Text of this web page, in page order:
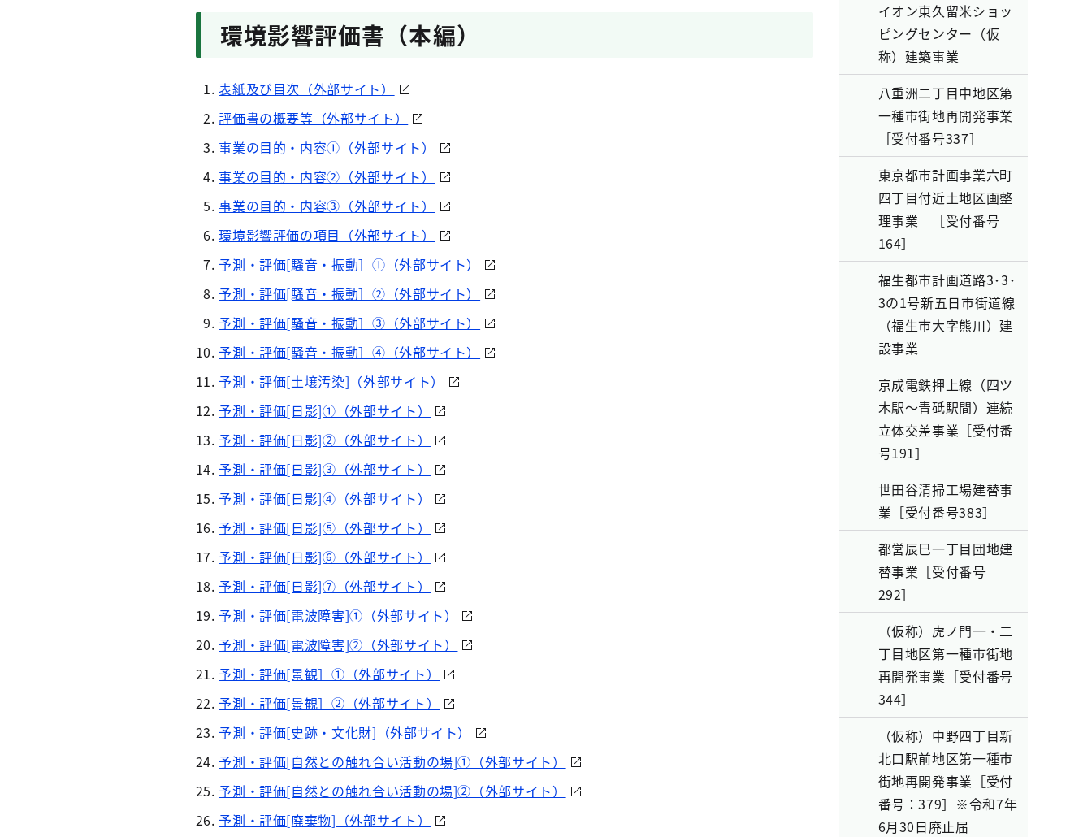
環境影響評価書（本編）
表紙及び目次（外部サイト）
評価書の概要等（外部サイト）
事業の目的・内容①（外部サイト）
事業の目的・内容②（外部サイト）
事業の目的・内容③（外部サイト）
環境影響評価の項目（外部サイト）
予測・評価[騒音・振動］①（外部サイト）
予測・評価[騒音・振動］②（外部サイト）
予測・評価[騒音・振動］③（外部サイト）
予測・評価[騒音・振動］④（外部サイト）
予測・評価[土壌汚染]（外部サイト）
予測・評価[日影]①（外部サイト）
予測・評価[日影]②（外部サイト）
予測・評価[日影]③（外部サイト）
予測・評価[日影]④（外部サイト）
予測・評価[日影]⑤（外部サイト）
予測・評価[日影]⑥（外部サイト）
予測・評価[日影]⑦（外部サイト）
予測・評価[電波障害]①（外部サイト）
予測・評価[電波障害]②（外部サイト）
予測・評価[景観］①（外部サイト）
予測・評価[景観］②（外部サイト）
予測・評価[史跡・文化財]（外部サイト）
予測・評価[自然との触れ合い活動の場]①（外部サイト）
予測・評価[自然との触れ合い活動の場]②（外部サイト）
予測・評価[廃棄物]（外部サイト）
イオン東久留米ショッ
ピングセンター（仮
称）建築事業
八重洲二丁目中地区第
一種市街地再開発事業
［受付番号337］
東京都市計画事業六町
四丁目付近土地区画整
理事業 ［受付番号
164］
福生都市計画道路3･3･
3の1号新五日市街道線
（福生市大字熊川）建
設事業
京成電鉄押上線（四ツ
木駅～青砥駅間）連続
立体交差事業［受付番
号191］
世田谷清掃工場建替事
業［受付番号383］
都営辰巳一丁目団地建
替事業［受付番号
292］
（仮称）虎ノ門一・二
丁目地区第一種市街地
再開発事業［受付番号
344］
（仮称）中野四丁目新
北口駅前地区第一種市
街地再開発事業［受付
番号：379］※令和7年
6月30日廃止届